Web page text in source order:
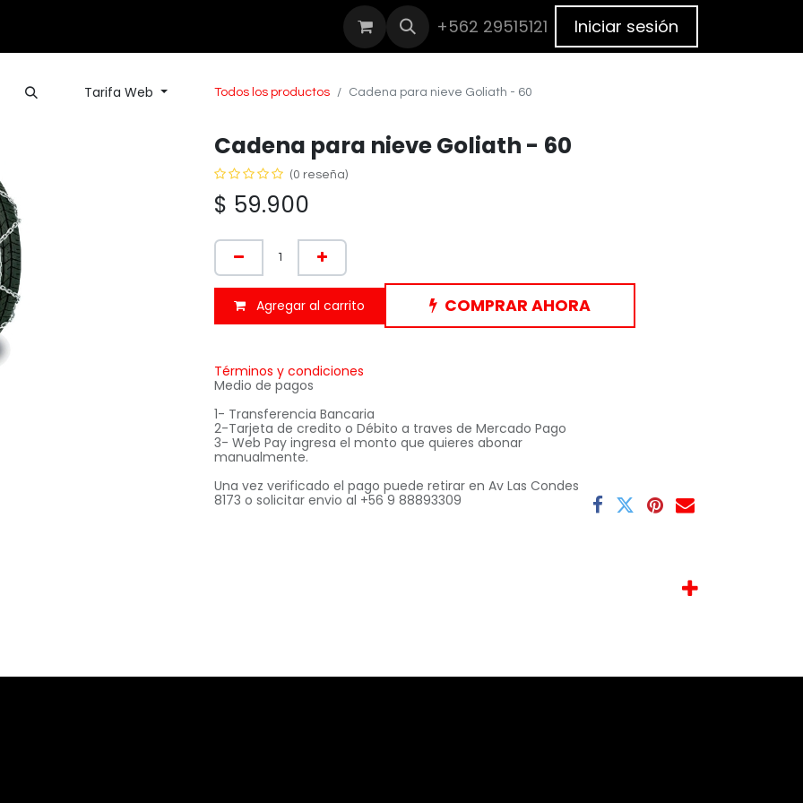
Nuestras Marcas BLOG Cita
+562 29515121 Iniciar sesión
Tarifa Web Todos los productos Cadena para nieve Goliath - 60
Cadena para nieve Goliath - 60
(0 reseña)
$ 59.900
Agregar al carrito COMPRAR AHORA
Términos y condiciones
Medio de pagos
1- Transferencia Bancaria
2-Tarjeta de credito o Débito a traves de Mercado Pago
3- Web Pay ingresa el monto que quieres abonar
manualmente.
Una vez verificado el pago puede retirar en Av Las Condes
8173 o solicitar envio al +56 9 88893309